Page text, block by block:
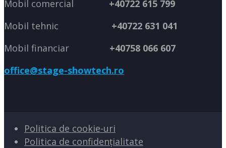
Mobil comercial +40722 615 799
Mobil tehnic +40722 631 041
Mobil financiar +40758 066 607
office@stage-showtech.ro
Politica de cookie-uri
Politica de confidențialitate